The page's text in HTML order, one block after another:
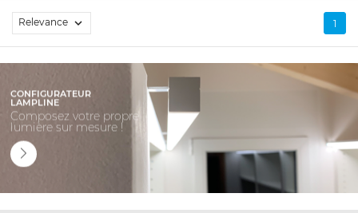
Relevance  1
CONFIGURATEUR
LAMPLINE
Composez votre propre
lumière sur mesure !